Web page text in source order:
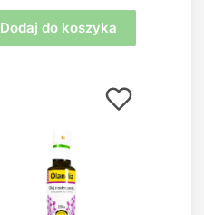
Dodaj do koszyka